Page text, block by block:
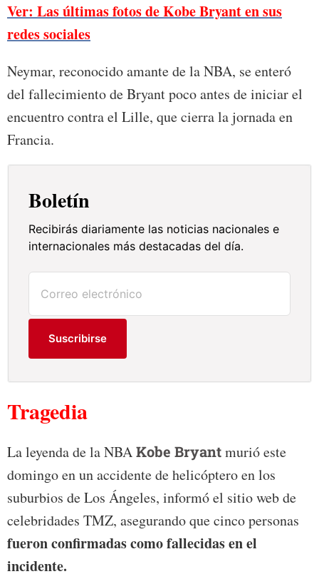
Ver: Las últimas fotos de Kobe Bryant en sus
redes sociales
Neymar, reconocido amante de la NBA, se enteró
del fallecimiento de Bryant poco antes de iniciar el
encuentro contra el Lille, que cierra la jornada en
Francia.
Boletín
Recibirás diariamente las noticias nacionales e
internacionales más destacadas del día.
Suscribirse
Tragedia
La leyenda de la NBAKobe Bryantmurió este
domingo en un accidente de helicóptero en los
suburbios de Los Ángeles, informó el sitio web de
celebridades TMZ, asegurando que cinco personas
fueron confirmadas como fallecidas en el
incidente.